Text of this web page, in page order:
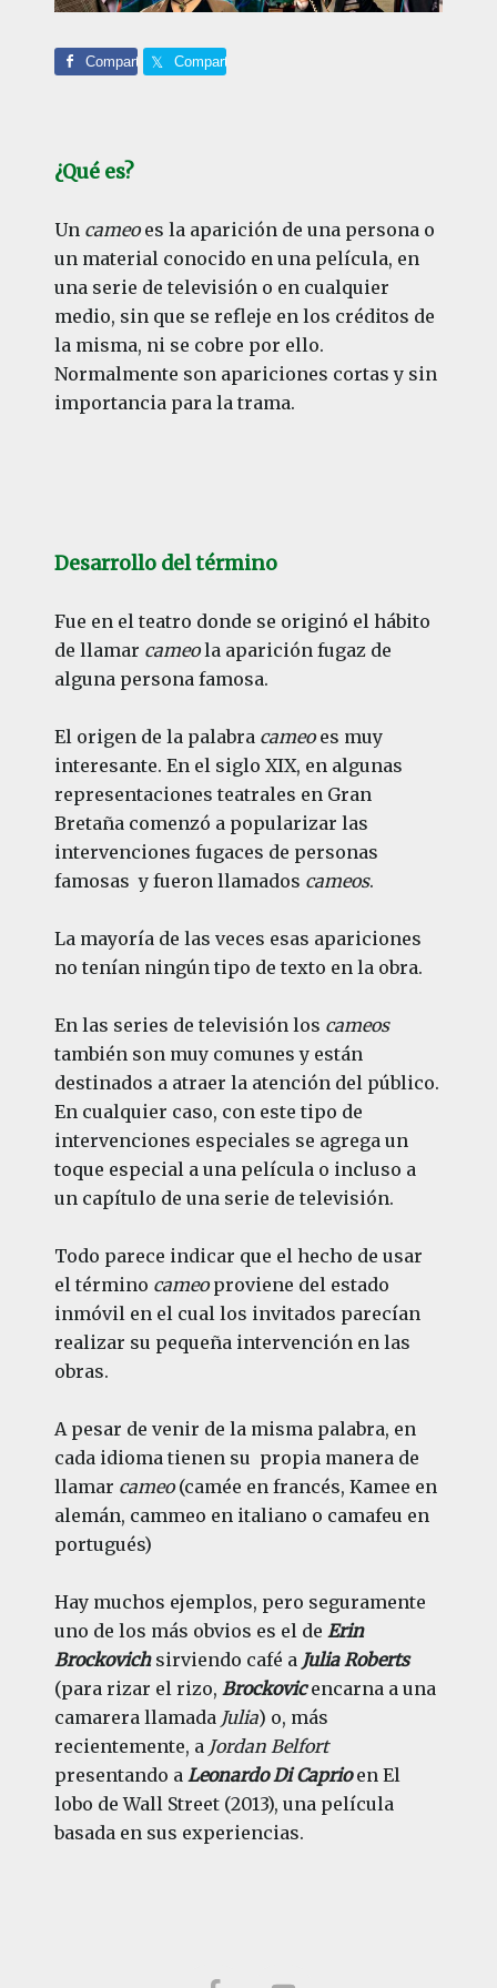
Comparte Comparte
¿Qué es?
Un cameoes la aparición de una persona o
un material conocido en una película, en
una serie de televisión o en cualquier
medio, sin que se refleje en los créditos de
la misma, ni se cobre por ello.
Normalmente son apariciones cortas y sin
importancia para la trama.
Desarrollo del término
Fue en el teatro donde se originó el hábito
de llamar cameola aparición fugaz de
alguna persona famosa.
El origen de la palabra cameoes muy
interesante. En el siglo XIX, en algunas
representaciones teatrales en Gran
Bretaña comenzó a popularizar las
intervenciones fugaces de personas
famosas y fueron llamados cameos.
La mayoría de las veces esas apariciones
no tenían ningún tipo de texto en la obra.
En las series de televisión los cameos
también son muy comunes y están
destinados a atraer la atención del público.
En cualquier caso, con este tipo de
intervenciones especiales se agrega un
toque especial a una película o incluso a
un capítulo de una serie de televisión.
Todo parece indicar que el hecho de usar
el término cameoproviene del estado
inmóvil en el cual los invitados parecían
realizar su pequeña intervención en las
obras.
A pesar de venir de la misma palabra, en
cada idioma tienen su propia manera de
llamar cameo(camée en francés, Kamee en
alemán, cammeo en italiano o camafeu en
portugués)
Hay muchos ejemplos, pero seguramente
uno de los más obvios es el de Erin
Brockovichsirviendo café a Julia Roberts
(para rizar el rizo, Brockovicencarna a una
camarera llamada Julia) o, más
recientemente, a Jordan Belfort
presentando a Leonardo Di Caprioen El
lobo de Wall Street (2013), una película
basada en sus experiencias.